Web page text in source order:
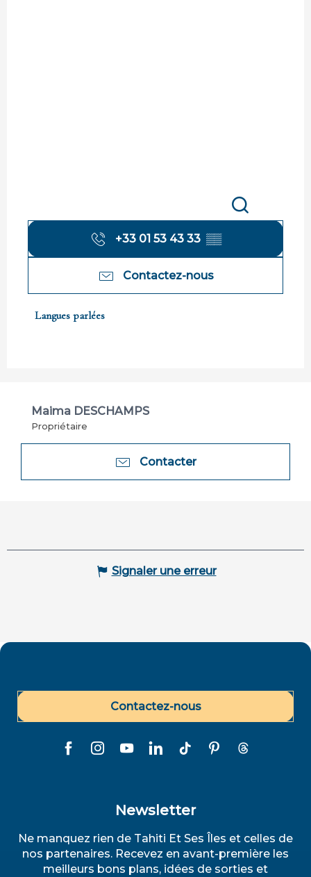
Recherche
+33 01 53 43 33 ▒▒
Contactez-nous
Langues parlées
Langues parlées
Maima DESCHAMPS
Propriétaire
Contacter
Signaler une erreur
Contactez-nous
Newsletter
Ne manquez rien de Tahiti Et Ses Îles et celles de
nos partenaires. Recevez en avant-première les
meilleurs bons plans, idées de sorties et